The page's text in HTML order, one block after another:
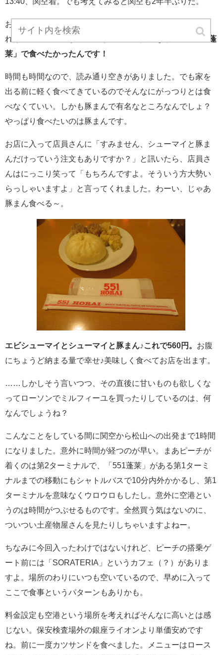
お昼ごはんとしては中途半端な時間になっていますが、こ
れは狙った行動です。
いつも混んでて入れなかった「551蓬
莱」で食べたかったんです！
時間も時間なので、読み通り空きがありました。でも家を
出る前に軽く食べてきているのでそんなにがっつりとは食
べなくていい。しかも豚まんで有名なところなんでしょ？
やっぱり食べたいのは豚まんです。
お店に入って店員さんに「すみません、シューマイと豚ま
んだけっていう注文もありですか？」と訊いたら、店員さ
んはにっこり笑って「もちろんですよ。そういう方大勢い
らっしゃいますよ」と言ってくれました。わーい、じゃあ
豚まん食べる～。
エビシューマイとシューマイと豚まん♪これで560円。 お腹
にちょうど納まる量で幸せ♪美味しく食べてお店を出ます。
……しかしそう言いつつ、その直後に甘いものも欲しくな
ってローソンでミルフィーユを買ったりしているのは、何
なんでしょうね？
こんなことをしている間に関空から松山への出発まで1時間
になりました。意外に時間が経つのが早い。まあピーチが
着くのは第2ターミナルで、「551蓬莱」がある第1ターミ
ナルまでの移動にもシャトルバスで10分内外かかるし、第1
ターミナルを意味なくウロウロもしたし。意外に空港とい
うのは時間がつぶせるものです。全然買う気はないのに、
ついつい土産物屋さんを見たりしちゃいますよねー。
ちなみに今回入ったわけではないけれど、ピーチの搭乗ゲ
ート前には「SORATERIA」というカフェ（？）がありま
すよ。場所のわりにいつも空いているので、早めに入って
ここで食事というパターンもありかも。
料金設定も空港という場所を考えればそんなに高いとは感
じない。保安検査場外の銀座ライオンより単価安めです
ね。前に一度カツサンドを食べました。メニューはロース